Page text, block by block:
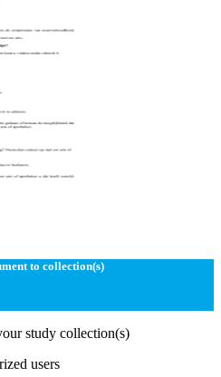
to collection(s)
study collection(s)
users